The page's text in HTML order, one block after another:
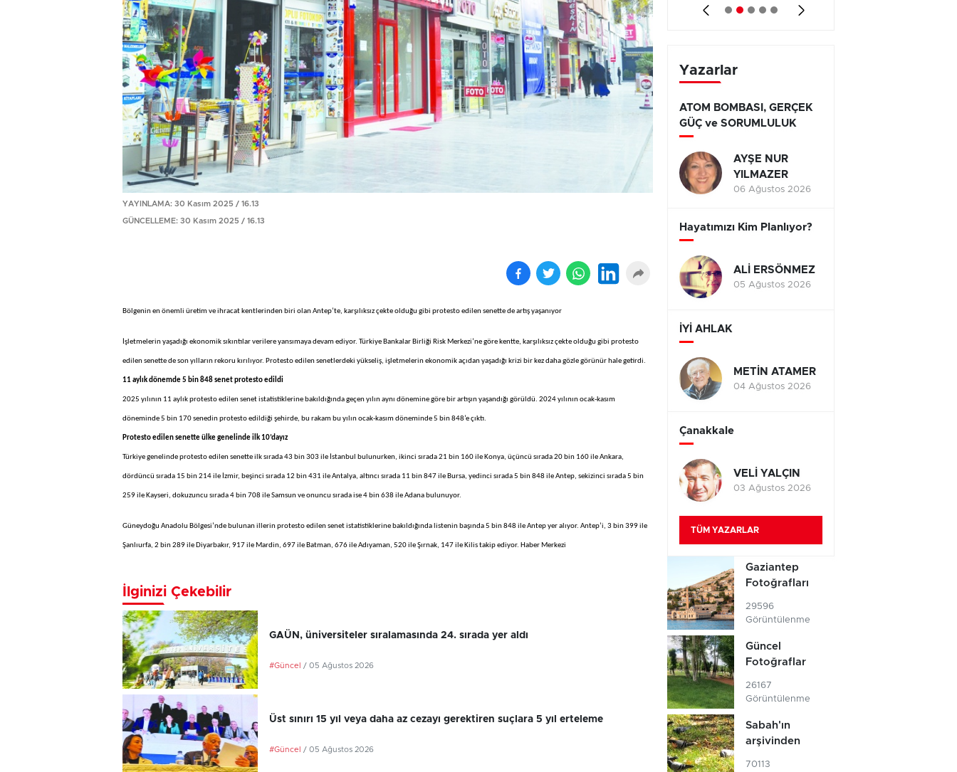
YAYINLAMA: 30 Kasım 2025 / 16.13
GÜNCELLEME: 30 Kasım 2025 / 16.13
Bölgenin en önemli üretim ve ihracat kentlerinden biri olan Antep’te, karşılıksız çekte olduğu gibi protesto edilen senette de artış yaşanıyor
İşletmelerin yaşadığı ekonomik sıkıntılar verilere yansımaya devam ediyor. Türkiye Bankalar Birliği Risk Merkezi’ne göre kentte, karşılıksız çekte olduğu gibi protesto
edilen senette de son yılların rekoru kırılıyor. Protesto edilen senetlerdeki yükseliş, işletmelerin ekonomik açıdan yaşadığı krizi bir kez daha gözle görünür hale getirdi.
11 aylık dönemde 5 bin 848 senet protesto edildi
2025 yılının 11 aylık protesto edilen senet istatistiklerine bakıldığında geçen yılın aynı dönemine göre bir artışın yaşandığı görüldü. 2024 yılının ocak-kasım
döneminde 5 bin 170 senedin protesto edildiği şehirde, bu rakam bu yılın ocak-kasım döneminde 5 bin 848’e çıktı.
Protesto edilen senette ülke genelinde ilk 10’dayız
Türkiye genelinde protesto edilen senette ilk sırada 43 bin 303 ile İstanbul bulunurken, ikinci sırada 21 bin 160 ile Konya, üçüncü sırada 20 bin 160 ile Ankara,
dördüncü sırada 15 bin 214 ile İzmir, beşinci sırada 12 bin 431 ile Antalya, altıncı sırada 11 bin 847 ile Bursa, yedinci sırada 5 bin 848 ile Antep, sekizinci sırada 5 bin
259 ile Kayseri, dokuzuncu sırada 4 bin 708 ile Samsun ve onuncu sırada ise 4 bin 638 ile Adana bulunuyor.
Güneydoğu Anadolu Bölgesi’nde bulunan illerin protesto edilen senet istatistiklerine bakıldığında listenin başında 5 bin 848 ile Antep yer alıyor. Antep’i, 3 bin 399 ile
Şanlıurfa, 2 bin 289 ile Diyarbakır, 917 ile Mardin, 697 ile Batman, 676 ile Adıyaman, 520 ile Şırnak, 147 ile Kilis takip ediyor. Haber Merkezi
İlginizi Çekebilir
GAÜN, üniversiteler sıralamasında 24. sırada yer aldı
#Güncel / 05 Ağustos 2026
Üst sınırı 15 yıl veya daha az cezayı gerektiren suçlara 5 yıl erteleme
#Güncel / 05 Ağustos 2026
Yazarlar
ATOM BOMBASI, GERÇEK
GÜÇ ve SORUMLULUK
AYŞE NUR
YILMAZER
06 Ağustos 2026
Hayatımızı Kim Planlıyor?
ALİ ERSÖNMEZ
05 Ağustos 2026
İYİ AHLAK
METİN ATAMER
04 Ağustos 2026
Çanakkale
VELİ YALÇIN
03 Ağustos 2026
TÜM YAZARLAR
Gaziantep
Fotoğrafları
29596
Görüntülenme
Güncel
Fotoğraflar
26167
Görüntülenme
Sabah'ın
arşivinden
70113